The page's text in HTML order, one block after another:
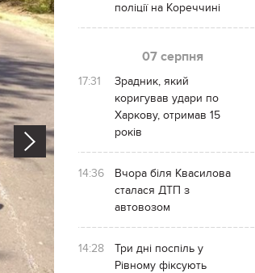
Next
поліції на Кореччині
07 серпня
17:31
Зрадник, який
коригував удари по
Харкову, отримав 15
років
14:36
Вчора біля Квасилова
сталася ДТП з
автовозом
14:28
Три дні поспіль у
Рівному фіксують